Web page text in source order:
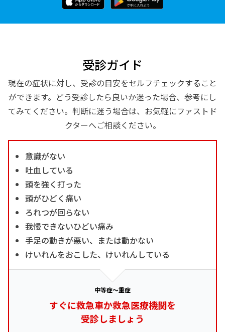
受診ガイド
現在の症状に対し、受診の目安をセルフチェックすること
ができます。どう受診したら良いか迷った場合、参考にし
てみてください。判断に迷う場合は、お気軽にファストド
クターへご相談ください。
意識がない
吐血している
頭を強く打った
頭がひどく痛い
ろれつが回らない
我慢できないひどい痛み
手足の動きが悪い、または動かない
けいれんをおこした、けいれんしている
中等症～重症
すぐに救急車か救急医療機関を
受診しましょう